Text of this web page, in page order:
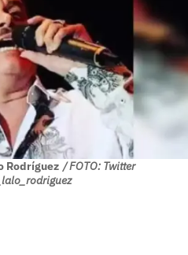
Rodríguez / FOTO: Twitter